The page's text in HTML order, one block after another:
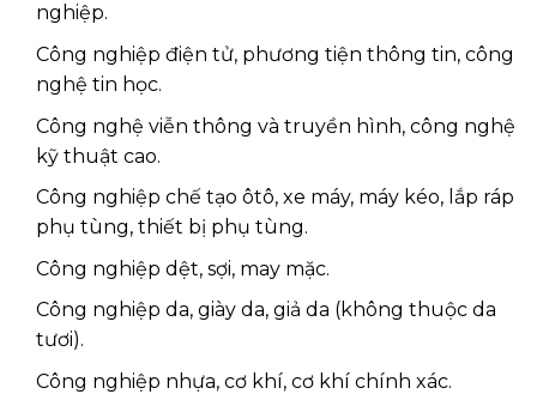
nghiệp.
Công nghiệp điện tử, phương tiện thông tin, công
nghệ tin học.
Công nghệ viễn thông và truyền hình, công nghệ
kỹ thuật cao.
Công nghiệp chế tạo ôtô, xe máy, máy kéo, lắp ráp
phụ tùng, thiết bị phụ tùng.
Công nghiệp dệt, sợi, may mặc.
Công nghiệp da, giày da, giả da (không thuộc da
tươi).
Công nghiệp nhựa, cơ khí, cơ khí chính xác.